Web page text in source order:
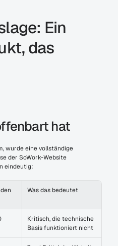
Ein
das
hat
wurde eine vollständige
der SoWork-Website
eindeutig:
Was das bedeutet
Kritisch, die technische
Basis funktioniert nicht